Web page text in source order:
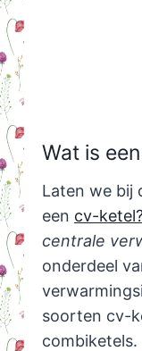
Wat is
Laten we bij
een cv-
centrale
onderdeel
soorten cv-
combiketels.